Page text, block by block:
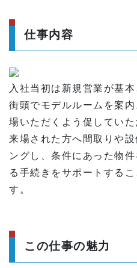
仕事内容
入社当初は新規営業が基本
街頭でモデルルームを案
場いただくよう促していた
来場された方へ間取りや
ングし、条件にあった物
る手続きをサポートする
す。
この仕事の魅力